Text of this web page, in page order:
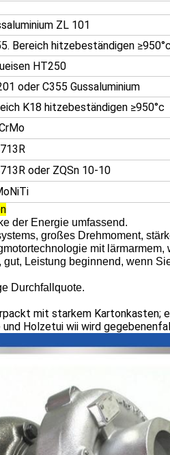
ZL 101
Bereich hitzebeständigen
HT250
oder C355 Gussaluminium
K18 hitzebeständigen ≥950°c
oder ZQSn 10-10
der Energie umfassend.
großes Drehmoment,
mit lärmarmem,
Leistung beginnend, wenn
Durchfallquote.
mit starkem Kartonkasten;
Holzetui wii wird